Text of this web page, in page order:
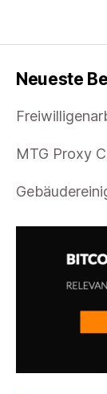
Neueste
MTG Proxy